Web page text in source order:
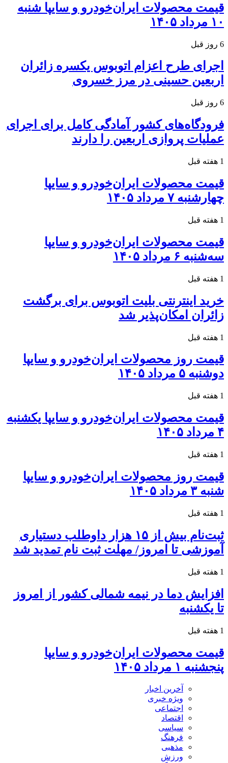
قیمت محصولات ایران‌خودرو و سایپا شنبه
۱۰ مرداد ۱۴۰۵
6 روز قبل
اجرای طرح اعزام اتوبوس یکسره زائران
اربعین حسینی در مرز خسروی
6 روز قبل
فرودگاه‌های کشور آمادگی کامل برای اجرای
عملیات پروازی اربعین را دارند
1 هفته قبل
قیمت محصولات ایران‌خودرو و سایپا
چهارشنبه ۷ مرداد ۱۴۰۵
1 هفته قبل
قیمت محصولات ایران‌خودرو و سایپا
سه‌شنبه ۶ مرداد ۱۴۰۵
1 هفته قبل
خرید اینترنتی بلیت اتوبوس برای برگشت
زائران امکان‌پذیر شد
1 هفته قبل
قیمت روز محصولات ایران‌خودرو و سایپا
دوشنبه ۵ مرداد ۱۴۰۵
1 هفته قبل
قیمت محصولات ایران‌خودرو و سایپا یکشنبه
۴ مرداد ۱۴۰۵
1 هفته قبل
قیمت روز محصولات ایران‌خودرو و سایپا
شنبه ۳ مرداد ۱۴۰۵
1 هفته قبل
ثبت‌نام بیش از ۱۵ هزار داوطلب دستیاری
آموزشی تا امروز/ مهلت ثبت نام تمدید شد
1 هفته قبل
افزایش دما در نیمه شمالی کشور از امروز
تا یکشنبه
1 هفته قبل
قیمت محصولات ایران‌خودرو و سایپا
پنجشنبه ۱ مرداد ۱۴۰۵
آخرین اخبار
ویژه خبری
اجتماعی
اقتصاد
سیاسی
فرهنگ
مذهبی
ورزش